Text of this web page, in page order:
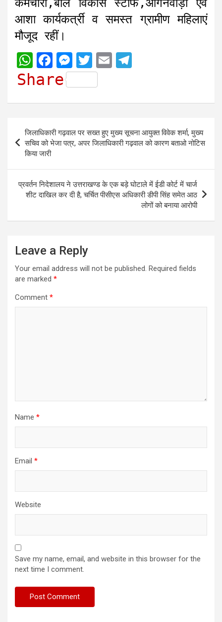
कर्मचारी,बाल विकास स्टाफ,आगनवाड़ी एवं
आशा कार्यकर्त्री व समस्त ग्रामीण महिलाएं
मौजूद रहीं।
W
h
t
s
A
p
p
F
a
e
b
o
k
M
e
s
s
n
e
r
T
w
i
t
e
E
i e
r
m
Share
Post
navigation
जिलाधिकारी गढ़वाल पर सख्त हुए मुख्य सूचना आयुक्त विवेक शर्मा, मुख्य
सचिव को भेजा पत्र, अपर जिलाधिकारी गढ़वाल को कारण बताओ नोटिस
किया जारी
प्रवर्तन निदेशालय ने उत्तराखण्ड के एक बड़े घोटाले में ईडी कोर्ट में चार्ज
शीट दाखिल कर दी है, चर्चित पीसीएस अधिकारी डीपी सिंह समेत आठ
लोगों को बनाया आरोपी
Leave a Reply
Your email address will not be published. Required fields
are marked *
Comment *
Name *
Email *
Website
Save my name, email, and website in this browser for the
next time I comment.